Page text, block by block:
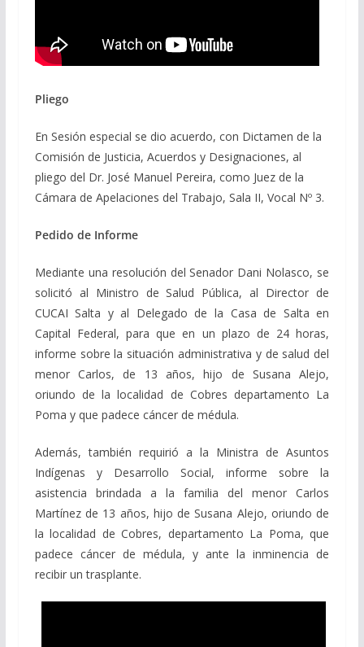
Pliego
En Sesión especial se dio acuerdo, con Dictamen de la
Comisión de Justicia, Acuerdos y Designaciones, al
pliego del Dr. José Manuel Pereira, como Juez de la
Cámara de Apelaciones del Trabajo, Sala II, Vocal Nº 3.
Pedido de Informe
Mediante una resolución del Senador Dani Nolasco, se
solicitó al Ministro de Salud Pública, al Director de
CUCAI Salta y al Delegado de la Casa de Salta en
Capital Federal, para que en un plazo de 24 horas,
informe sobre la situación administrativa y de salud del
menor Carlos, de 13 años, hijo de Susana Alejo,
oriundo de la localidad de Cobres departamento La
Poma y que padece cáncer de médula.
Además, también requirió a la Ministra de Asuntos
Indígenas y Desarrollo Social, informe sobre la
asistencia brindada a la familia del menor Carlos
Martínez de 13 años, hijo de Susana Alejo, oriundo de
la localidad de Cobres, departamento La Poma, que
padece cáncer de médula, y ante la inminencia de
recibir un trasplante.